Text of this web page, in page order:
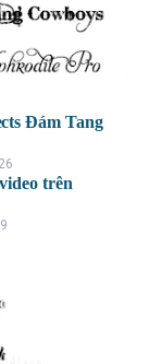
Đám Tang
trên